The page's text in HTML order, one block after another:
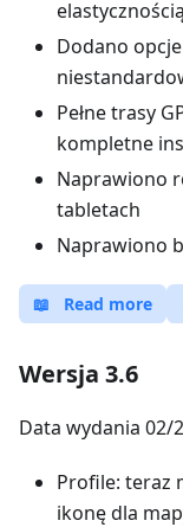
elastycznością
Dodano
Pełne trasy
kompletne
Naprawiono
tabletach
Naprawiono
📖 Read more
Wersja 3.6
Data wydania 02/
Profile: teraz
ikonę dla